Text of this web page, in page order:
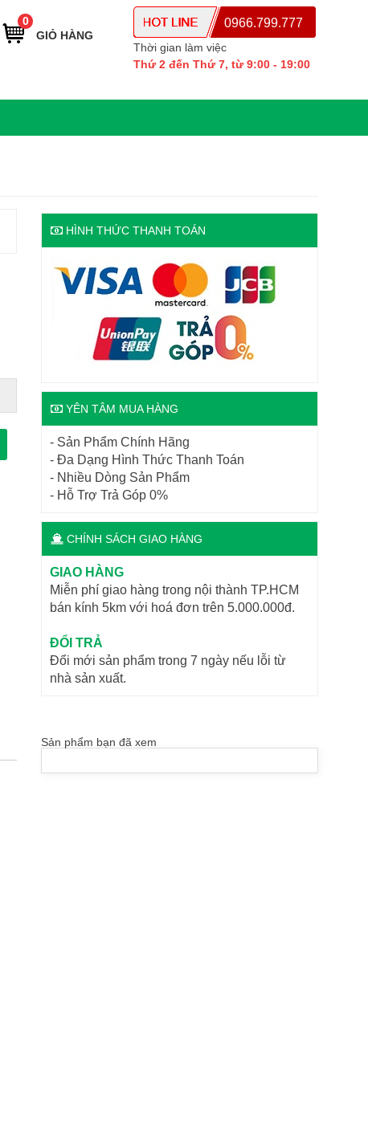
0966.799.777
Thời gian làm việc
Thứ 2 đến Thứ 7, từ 9:00 - 19:00
0
GIỎ HÀNG
HÌNH THỨC THANH TOÁN
YÊN TÂM MUA HÀNG
- Sản Phẩm Chính Hãng
- Đa Dạng Hình Thức Thanh Toán
- Nhiều Dòng Sản Phẩm
- Hỗ Trợ Trả Góp 0%
CHÍNH SÁCH GIAO HÀNG
GIAO HÀNG
Miễn phí giao hàng trong nội thành TP.HCM
bán kính 5km với hoá đơn trên 5.000.000đ.
ĐỔI TRẢ
Đổi mới sản phẩm trong 7 ngày nếu lỗi từ
nhà sản xuất.
Sản phẩm bạn đã xem